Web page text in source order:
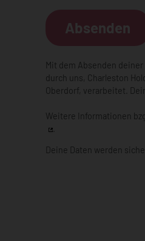
Absenden
Mit dem Absenden
durch uns, Charleston
Oberdorf, verarbeitet.
Weitere Informationen
.
Deine Daten werden